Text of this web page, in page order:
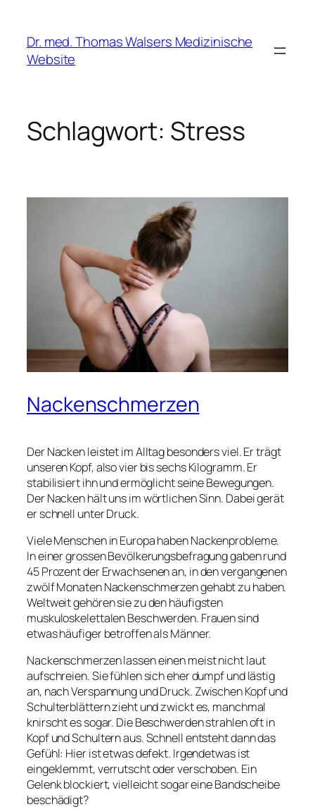
springen
Dr. med. Thomas Walsers Medizinische
Website
Schlagwort: Stress
Nackenschmerzen
Der Nacken leistet im Alltag besonders viel. Er trägt
unseren Kopf, also vier bis sechs Kilogramm. Er
stabilisiert ihn und ermöglicht seine Bewegungen.
Der Nacken hält uns im wörtlichen Sinn. Dabei gerät
er schnell unter Druck.
Viele Menschen in Europa haben Nackenprobleme.
In einer grossen Bevölkerungsbefragung gaben rund
45 Prozent der Erwachsenen an, in den vergangenen
zwölf Monaten Nackenschmerzen gehabt zu haben.
Weltweit gehören sie zu den häufigsten
muskuloskelettalen Beschwerden. Frauen sind
etwas häufiger betroffen als Männer.
Nackenschmerzen lassen einen meist nicht laut
aufschreien. Sie fühlen sich eher dumpf und lästig
an, nach Verspannung und Druck. Zwischen Kopf und
Schulterblättern zieht und zwickt es, manchmal
knirscht es sogar. Die Beschwerden strahlen oft in
Kopf und Schultern aus. Schnell entsteht dann das
Gefühl: Hier ist etwas defekt. Irgendetwas ist
eingeklemmt, verrutscht oder verschoben. Ein
Gelenk blockiert, vielleicht sogar eine Bandscheibe
beschädigt?